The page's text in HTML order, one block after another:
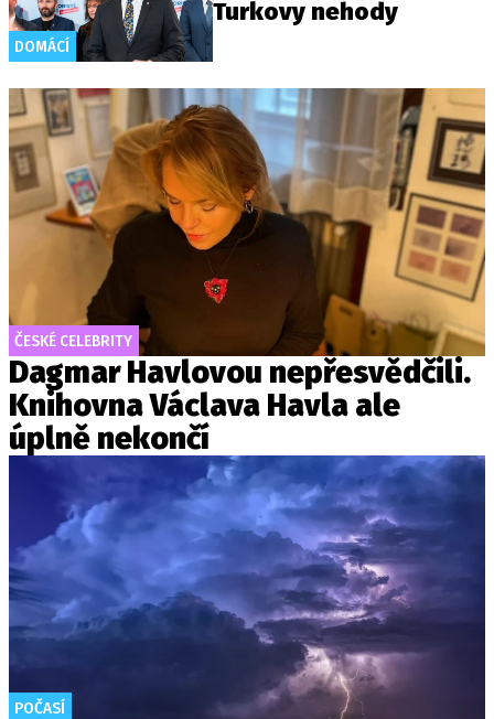
DOMÁCÍ
Turkovy nehody
ČESKÉ CELEBRITY
Dagmar Havlovou nepřesvědčili.
Knihovna Václava Havla ale
úplně nekončí
POČASÍ